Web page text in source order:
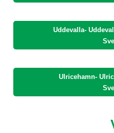
Uddevalla-
Ulricehamn-